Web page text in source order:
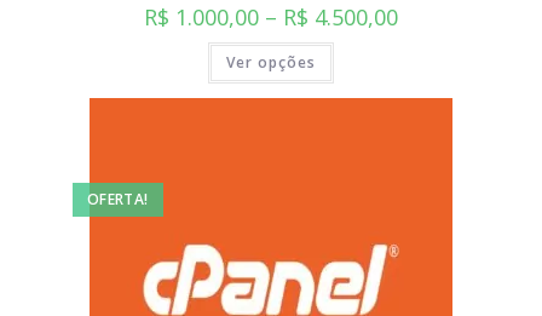
R$ 1.000,00 – R$ 4.500,00
Ver opções
OFERTA!